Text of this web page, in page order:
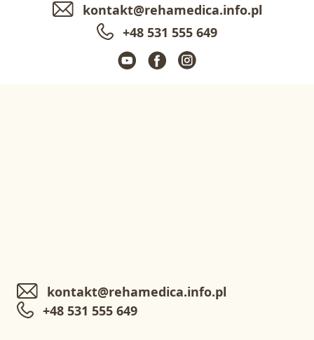
kontakt@rehamedica.info.pl
+48 531 555 649
kontakt@rehamedica.info.pl
+48 531 555 649